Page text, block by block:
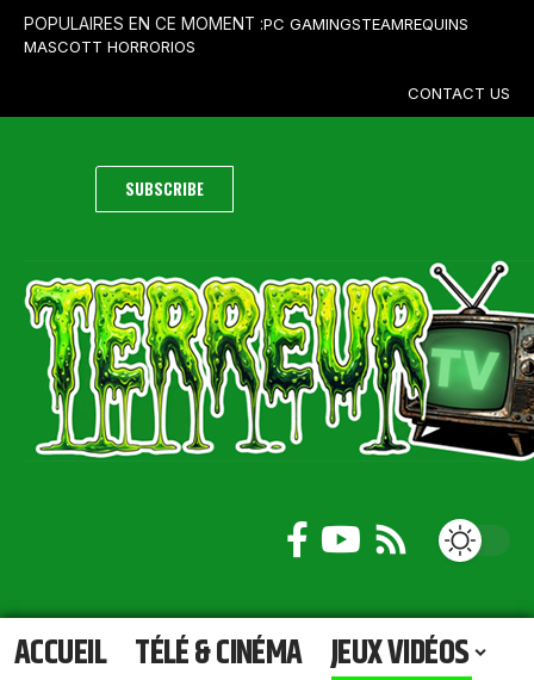
POPULAIRES EN CE MOMENT :PC GAMINGSTEAMREQUINS
MASCOTT HORRORIOS
CONTACT US
SUBSCRIBE
ACCUEIL TÉLÉ & CINÉMA JEUX VIDÉOS